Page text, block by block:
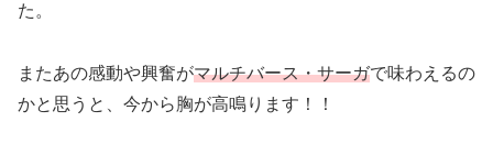
た。
またあの感動や興奮がマルチバース・サーガで味わえるの
かと思うと、今から胸が高鳴ります！！